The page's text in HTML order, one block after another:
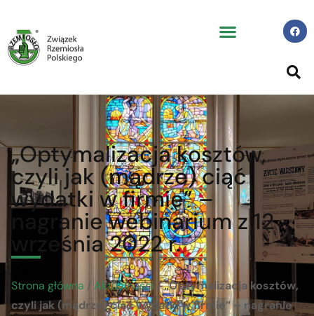
„Optymalizacja kosztów,
czyli jak (mądrze) ciąć
wydatki w firmie” –
nagranie webinarium z 12
września 2022 r.
Strona główna / Aktualności /„Optymalizacja kosztów,
czyli jak (mądrze) ciąć wydatki w firmie” – nagranie